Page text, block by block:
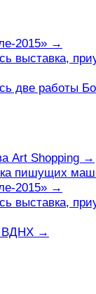
2015» →
выставка,
две работы
Art Shopping →
пишущих
2015» →
выставка,
ВДНХ →